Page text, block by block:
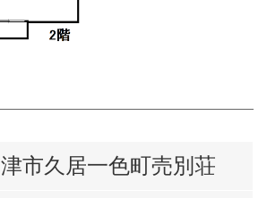
津市久居一色町売別荘